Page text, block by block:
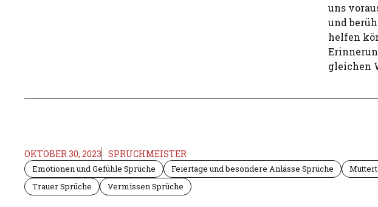
uns
und
helfen
gleichen
OKTOBER 30, 2023 SPRUCHMEISTER
Emotionen und Gefühle Sprüche Feiertage und besondere Anlässe Sprüche
Trauer Sprüche
Vermissen Sprüche